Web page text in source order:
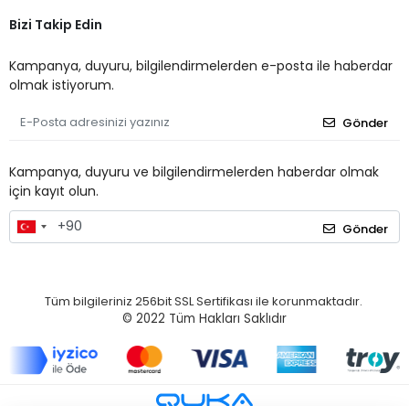
Bizi Takip Edin
Kampanya, duyuru, bilgilendirmelerden e-posta ile haberdar
olmak istiyorum.
Gönder
Kampanya, duyuru ve bilgilendirmelerden haberdar olmak
için kayıt olun.
Gönder
Tüm bilgileriniz 256bit SSL Sertifikası ile korunmaktadır.
© 2022 Tüm Hakları Saklıdır